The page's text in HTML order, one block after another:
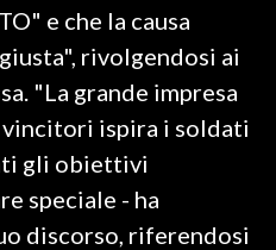
e che la causa
rivolgendosi ai
"La grande impresa
ispira i soldati
gli obiettivi
speciale - ha
discorso, riferendosi